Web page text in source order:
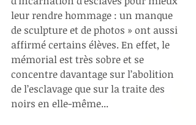
leur rendre hommage : un manque
de sculpture et de photos » ont aussi
affirmé certains élèves. En effet, le
mémorial est très sobre et se
concentre davantage sur l’abolition
de l’esclavage que sur la traite des
noirs en elle-même...